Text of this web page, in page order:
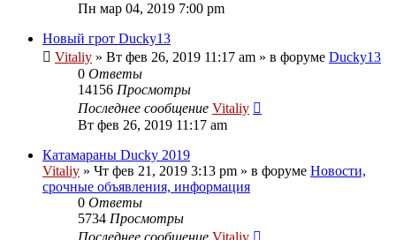
Пн мар 04, 2019 7:00 pm
Новый грот Ducky13
Vitaliy » Вт фев 26, 2019 11:17 am » в форуме Ducky13
0 Ответы
14156 Просмотры
Последнее сообщение Vitaliy
Вт фев 26, 2019 11:17 am
Катамараны Ducky 2019
Vitaliy » Чт фев 21, 2019 3:13 pm » в форуме Новости,
срочные объявления, информация
0 Ответы
5734 Просмотры
Последнее сообщение Vitaliy